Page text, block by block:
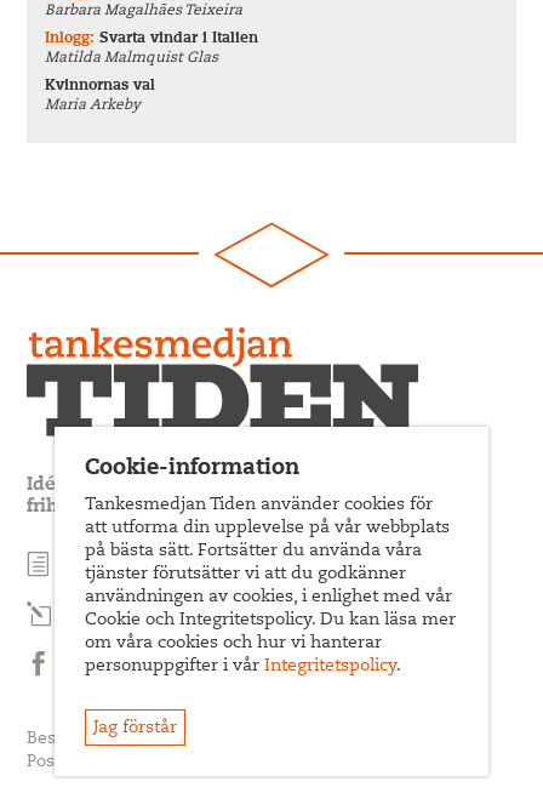
Barbara Magalhães Teixeira
Inlogg:Svarta vindar i Italien
Matilda Malmquist Glas
Kvinnornas val
Maria Arkeby
Idédebatt och analys som förnyar arbetarrörelsens
frihets- och jämlikhetssträvan
Prenumerera på nyhetsbrev
Prenumerera på Tiden Magasin
Följ oss på Facebook
Besöksadress: Sveavägen 68
Postadress: c/o ABF Box 522, 101 30 Stockholm
Cookie-information
Tankesmedjan Tiden använder cookies för
att utforma din upplevelse på vår webbplats
på bästa sätt. Fortsätter du använda våra
tjänster förutsätter vi att du godkänner
användningen av cookies, i enlighet med vår
Cookie och Integritetspolicy. Du kan läsa mer
om våra cookies och hur vi hanterar
personuppgifter i vår Integritetspolicy.
Jag förstår